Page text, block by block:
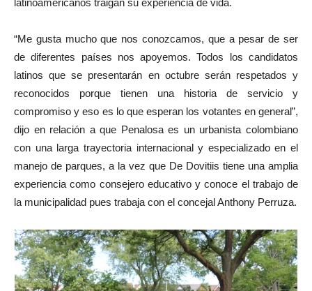
latinoamericanos traigan su experiencia de vida.
“Me gusta mucho que nos conozcamos, que a pesar de ser
de diferentes países nos apoyemos. Todos los candidatos
latinos que se presentarán en octubre serán respetados y
reconocidos porque tienen una historia de servicio y
compromiso y eso es lo que esperan los votantes en general”,
dijo en relación a que Penalosa es un urbanista colombiano
con una larga trayectoria internacional y especializado en el
manejo de parques, a la vez que De Dovitiis tiene una amplia
experiencia como consejero educativo y conoce el trabajo de
la municipalidad pues trabaja con el concejal Anthony Perruza.